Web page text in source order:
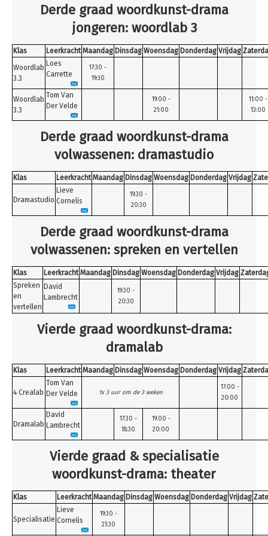
Derde graad woordkunst-drama
jongeren: woordlab 3
Klas Leerkracht Maandag Dinsdag Woensdag Donderdag Vrijdag
Woordlab
3.3
Loes
Carrette
17:30 -
19:30
Woordlab
3.3
Tom Van
Der Velde
19:00 -
21:00
11:00 -
13:00
Derde graad woordkunst-drama
volwassenen: dramastudio
Klas Leerkracht Maandag Dinsdag Woensdag Donderdag Vrijdag
Dramastudio
Lieve
Cornelis
19:30 -
20:30
Derde graad woordkunst-drama
volwassenen: spreken en vertellen
Klas Leerkracht Maandag Dinsdag Woensdag Donderdag Vrijdag
Spreken
en
vertellen
David
Lambrecht
19:30 -
20:30
Vierde graad woordkunst-drama:
dramalab
Klas Leerkracht Maandag Dinsdag Woensdag Donderdag Vrijdag
4 Crealab
Tom Van
Der Velde
1x 3 uur om de 3 weken
17:00 -
20:00
Dramalab
David
Lambrecht
17:30 -
18:30
19:00 -
20:00
Vierde graad & specialisatie
woordkunst-drama: theater
Klas Leerkracht Maandag Dinsdag Woensdag Donderdag Vrijdag
Specialisatie
Lieve
Cornelis
19:30 -
21:30